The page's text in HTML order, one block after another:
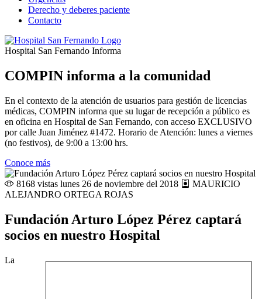
Derecho y deberes paciente
Contacto
Hospital San Fernando Informa
COMPIN informa a la comunidad
En el contexto de la atención de usuarios para gestión de licencias
médicas, COMPIN informa que su lugar de recepción a público es
en oficina en Hospital de San Fernando, con acceso EXCLUSIVO
por calle Juan Jiménez #1472. Horario de Atención: lunes a viernes
(no festivos), de 9:00 a 13:00 hrs.
Conoce más
8168 vistas lunes 26 de noviembre del 2018
MAURICIO
ALEJANDRO ORTEGA ROJAS
Fundación Arturo López Pérez captará
socios en nuestro Hospital
La